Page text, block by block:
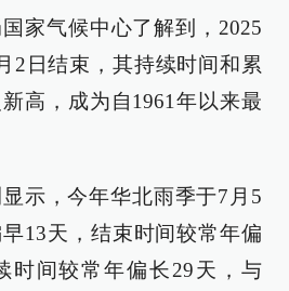
家气候中心了解到，2025
2日结束，其持续时间和累
高，成为自1961年以来最
示，今年华北雨季于7月5
13天，结束时间较常年偏
时间较常年偏长29天，与